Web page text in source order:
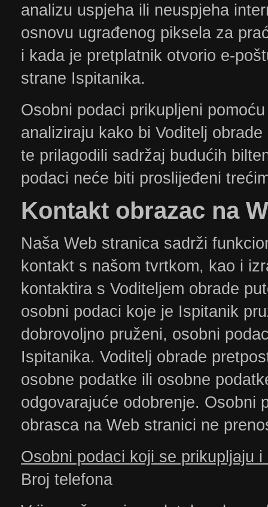
analizu uspjeha ili neuspjeha
osnovu ugrađenog piksela za
i kada je pretplatnik otvorio e-
strane Ispitanika.
Osobni podaci prikupljeni
analiziraju kako bi Voditelj
te prilagodili sadržaj budućih
podaci neće biti proslijeđeni
​Kontakt obrazac na
Naša Web stranica sadrži
kontakt s našom tvrtkom, kao i
kontaktira s Voditeljem obrade
osobni podaci koje je Ispitanik
dobrovoljno pruženi, osobni
Ispitanika. Voditelj obrade
osobne podatke ili osobne
odgovarajuće odobrenje. Osobni
obrasca na Web stranici ne
Osobni podaci koji se prikupljaju i
Broj telefona